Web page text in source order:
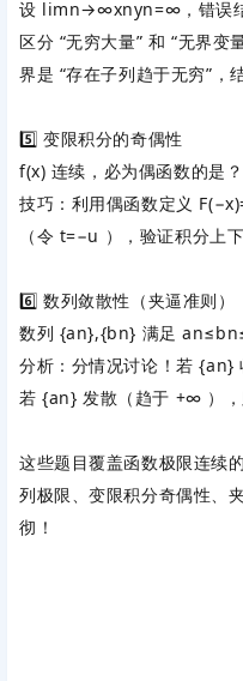
设 limn→∞xnyn=∞ ，错误
区分 “无穷大量” 和 “无界变
界是 “存在子列趋于无穷”，
5️⃣ 变限积分的奇偶性
f(x) 连续，必为偶函数的是
技巧：利用偶函数定义 F(−x)
（令 t=−u ），验证积分上
6️⃣ 数列敛散性（夹逼准则）
数列 {an},{bn} 满足an≤bn
分析：分情况讨论！若{an}
若{an} 发散（趋于 +∞ ）
这些题目覆盖函数极限连续
列极限、变限积分奇偶性、
彻！